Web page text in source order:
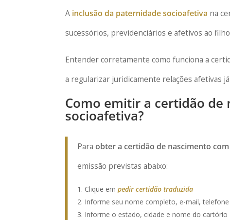
A inclusão da paternidade socioafetiva na
sucessórios, previdenciários e afetivos ao
Entender corretamente como funciona a
a regularizar juridicamente relações afetivas
Como emitir a certidão
socioafetiva?
Paraobter a certidão de nascimento
emissão previstas abaixo:
Clique empedir certidão traduzida
Informe seu nome completo, e-mail,
Informe o estado, cidade e nome do cartório